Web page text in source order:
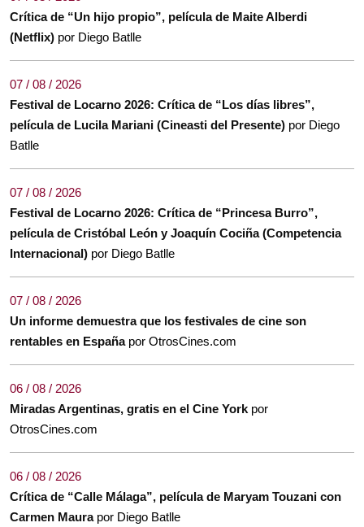
Crítica de “Un hijo propio”, película de Maite Alberdi
(Netflix) por Diego Batlle
07 / 08 / 2026
Festival de Locarno 2026: Crítica de “Los días libres”,
película de Lucila Mariani (Cineasti del Presente) por Diego
Batlle
07 / 08 / 2026
Festival de Locarno 2026: Crítica de “Princesa Burro”,
película de Cristóbal León y Joaquín Cociña (Competencia
Internacional) por Diego Batlle
07 / 08 / 2026
Un informe demuestra que los festivales de cine son
rentables en España por OtrosCines.com
06 / 08 / 2026
Miradas Argentinas, gratis en el Cine York por
OtrosCines.com
06 / 08 / 2026
Crítica de “Calle Málaga”, película de Maryam Touzani con
Carmen Maura por Diego Batlle